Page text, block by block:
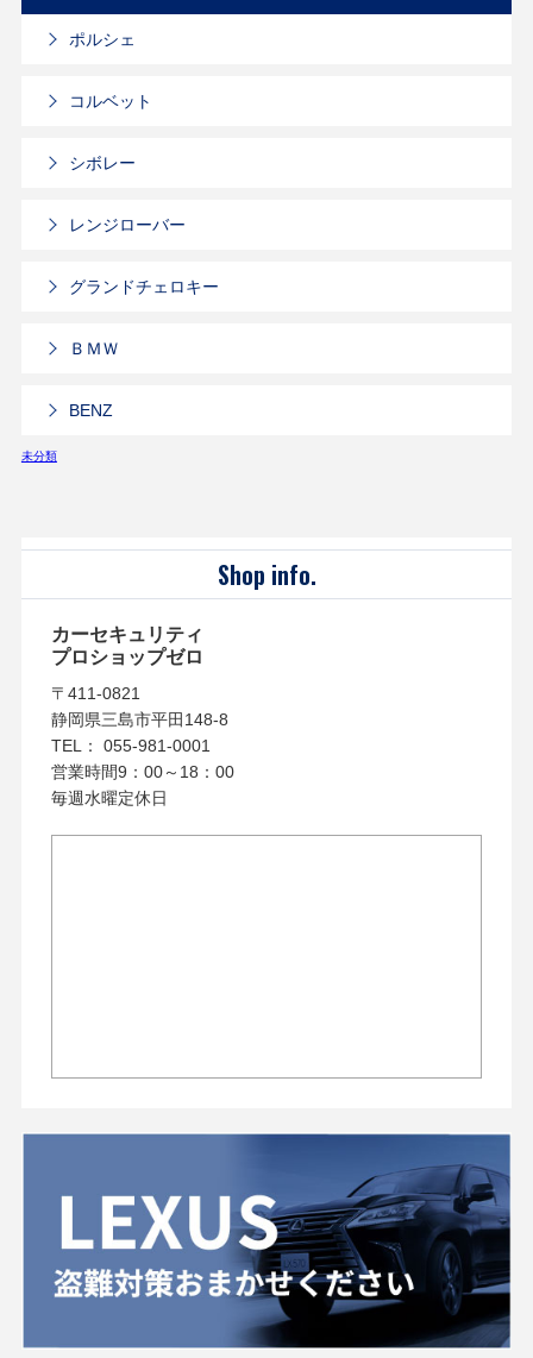
ポルシェ
コルベット
シボレー
レンジローバー
グランドチェロキー
ＢＭＷ
BENZ
未分類
Shop info.
カーセキュリティ
プロショップゼロ
〒411-0821
静岡県三島市平田148-8
TEL： 055-981-0001
営業時間9：00～18：00
毎週水曜定休日